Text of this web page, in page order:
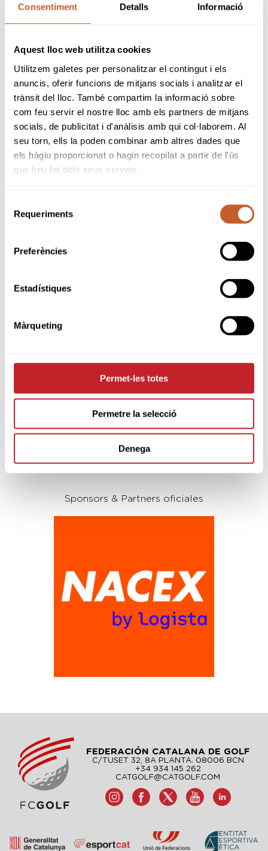
Consentiment Detalls Informació
Aquest lloc web utilitza cookies
Utilitzem galetes per personalitzar el contingut i els
anuncis, oferir funcions de mitjans socials i analitzar el
trànsit del lloc. També compartim la informació sobre
com feu servir el nostre lloc amb els partners de mitjans
socials, de publicitat i d'anàlisis amb qui col·laborem. Al
seu torn, ells la poden combinar amb altres dades que
els hàgiu proporcionat o hagin recopilat a partir de l'ús
que heu fet dels seus serveis.
Requeriments
Preferències
Estadístiques
Màrqueting
Permet-les totes
Permetre la selecció
Denega
mandatos marcados por la recuperación económica de la
número de licencias federativas en todo el territorio.
Ramon Nogué ha expresado su compromiso y determinación ante
este nuevo periodo: “Asumo este nuevo mandato con la misma
ilusión y determinación con la que iniciamos el camino en 2017,
con el firme compromiso de seguir trabajando para consolidar los
objetivos marcados y afrontar con ambición los nuevos retos que
se vayan presentando”.
Subscríbete a nuestra newsletter
a la newsletter de Federación Catala de Golf.
He leído y acepto la Política de Privacidad
Sponsors & Partners oficiales
FEDERACIÓN CATALANA DE GOLF
C/TUSET 32, 8A PLANTA. 08006 BCN
+34 934 145 262
CATGOLF@CATGOLF.COM